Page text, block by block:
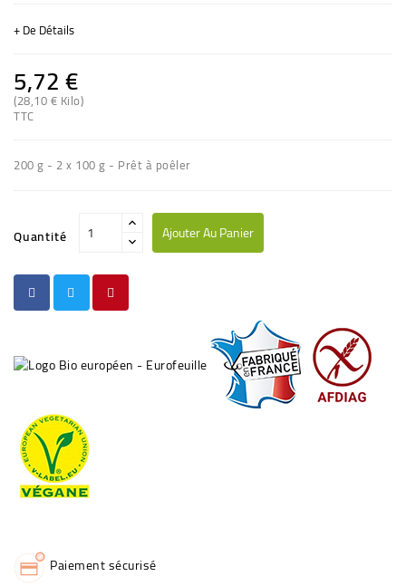
+ De Détails
5,72 €
(28,10 € Kilo)
TTC
200 g - 2 x 100 g - Prêt à poêler
Quantité Ajouter Au Panier
Paiement sécurisé